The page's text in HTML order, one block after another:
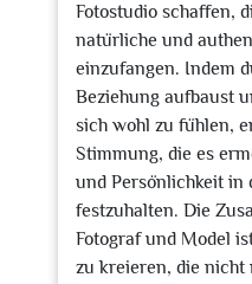
Fotostudio schaffen,
natürliche und
einzufangen. Indem
Beziehung aufbaust
sich wohl zu fühlen,
Stimmung, die es
und Persönlichkeit in
festzuhalten. Die
Fotograf und Model
zu kreieren, die nicht